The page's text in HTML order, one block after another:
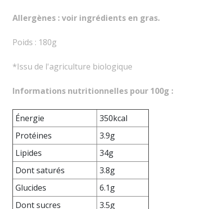
Allergènes : voir ingrédients en gras.
Poids : 180g
*Issu de l'agriculture biologique
Informations nutritionnelles pour 100g :
Énergie
350kcal
Protéines
3.9g
Lipides
34g
Dont saturés
3.8g
Glucides
6.1g
Dont sucres
3.5g